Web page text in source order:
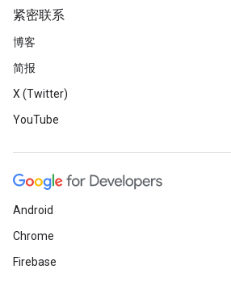
紧密联系
博客
简报
X (Twitter)
YouTube
Android
Chrome
Firebase